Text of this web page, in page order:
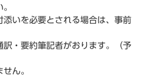
添いを必要とされる場合は、事前
訳・要約筆記者がおります。（予
ん。